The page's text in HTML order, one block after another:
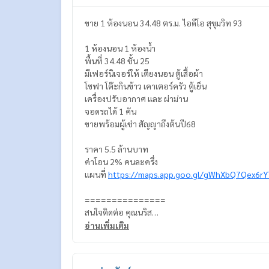
ขาย 1 ห้องนอน 34.48 ตร.ม. ไอดีโอ สุขุมวิท 93
1 ห้องนอน 1 ห้องน้ำ
พื้นที่ 34.48 ชั้น 25
มีเฟอร์นิเจอร์ให้ เตียงนอน ตู้เสื้อผ้า
โซฟา โต๊ะกินข้าว เคาเตอร์ครัว ตู้เย็น
เครื่องปรับอากาศ เเละ ผ่าม่าน
จอดรถได้ 1 คัน
ขายพร้อมผู้เช่า สัญญาถึงต้นปี68
ราคา 5.5 ล้านบาท
ค่าโอน 2% คนละครึ่ง
แผนที่ https://maps.app.goo.gl/
===============
สนใจติดต่อ คุณนริส
0992478822
อ่านเพิ่มเติม